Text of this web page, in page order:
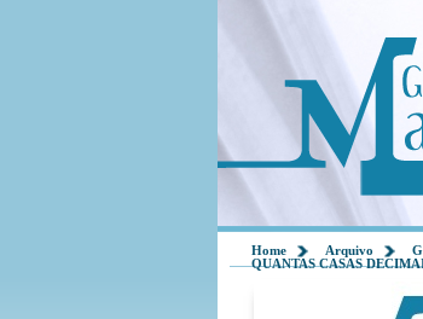
Home Arquivo
QUANTAS CASAS